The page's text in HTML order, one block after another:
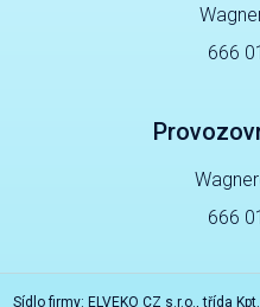
666
666
Sídlo firmy: ELVEKO CZ s.r.o., třída